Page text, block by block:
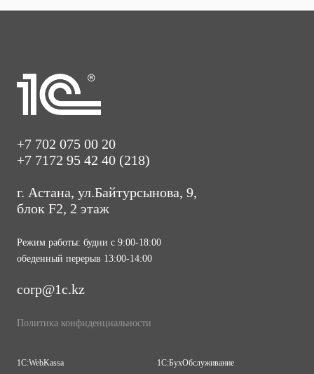
+7 702 075 00 20
+7 7172 95 42 40 (218)
г. Астана, ул.Байтурсынова, 9,
блок F2, 2 этаж
Режим работы: будни с 9:00-18:00
обеденный перерыв 13:00-14:00
corp@1с.kz
Политика конфиденциальности
1С:WebKassa 1С:БухОбслуживание